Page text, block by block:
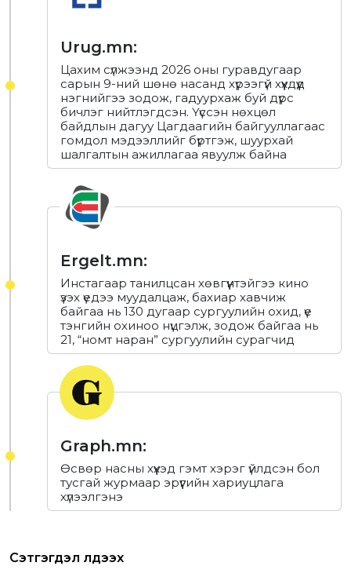
Urug.mn:
Цахим сүлжээнд 2026 оны гуравдугаар
сарын 9-ний шөнө насанд хүрээгүй хүүхдүүд
нэгнийгээ зодож, гадуурхаж буй дүрс
бичлэг нийтлэгдсэн. Үүссэн нөхцөл
байдлын дагуу Цагдаагийн байгууллагаас
гомдол мэдээллийг бүртгэж, шуурхай
шалгалтын ажиллагаа явуулж байна
Ergelt.mn:
Инстагаар танилцсан хөвгүүнтэйгээ кино
үзэх үедээ муудалцаж, бахиар хавчиж
байгаа нь 130 дугаар сургуулийн охид, үе
тэнгийн охиноо нүцгэлж, зодож байгаа нь
21, “номт наран” сургуулийн сурагчид
Graph.mn:
Өсвөр насны хүүхэд гэмт хэрэг үйлдсэн бол
тусгай журмаар эрүүгийн хариуцлага
хүлээлгэнэ
Сэтгэгдэл үлдээх